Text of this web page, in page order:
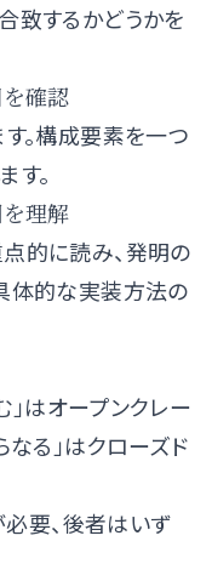
致するかどうかを
確認
。構成要素を一つ
す。
理解
的に読み、発明の
体的な実装方法の
」はオープンクレー
なる」はクローズド
要、後者はいず